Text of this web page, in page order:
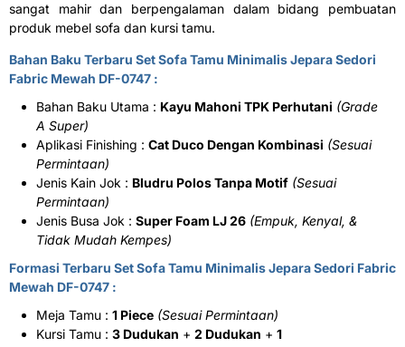
sangat mahir dan berpengalaman dalam bidang pembuatan
produk mebel sofa dan kursi tamu.
Bahan Baku Terbaru Set Sofa Tamu Minimalis Jepara Sedori
Fabric Mewah DF-0747 :
Bahan Baku Utama : Kayu Mahoni TPK Perhutani (Grade
A Super)
Aplikasi Finishing : Cat Duco Dengan Kombinasi (Sesuai
Permintaan)
Jenis Kain Jok : Bludru Polos Tanpa Motif (Sesuai
Permintaan)
Jenis Busa Jok : Super Foam LJ 26 (Empuk, Kenyal, &
Tidak Mudah Kempes)
Formasi Terbaru Set Sofa Tamu Minimalis Jepara Sedori Fabric
Mewah DF-0747 :
Meja Tamu : 1 Piece (Sesuai Permintaan)
Kursi Tamu : 3 Dudukan + 2 Dudukan + 1